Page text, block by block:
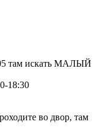
там искать МАЛЫЙ
18:30
во двор, там